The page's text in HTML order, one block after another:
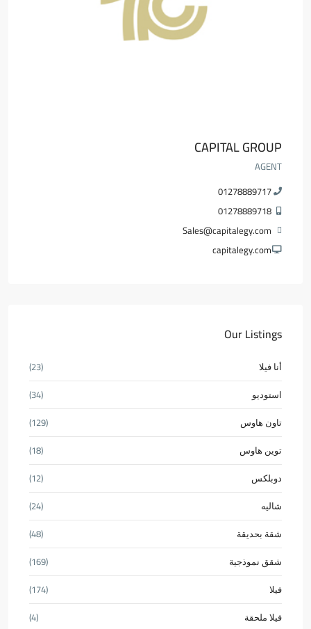
CAPITAL GROUP
AGENT
01278889717
01278889718
Sales@capitalegy.com
capitalegy.com
Our Listings
أنا فيلا
(23)
استوديو
(34)
تاون هاوس
(129)
توين هاوس
(18)
دوبلكس
(12)
شاليه
(24)
شقة بحديقة
(48)
شقق نموذجية
(169)
فيلا
(174)
فيلا ملحقة
(4)